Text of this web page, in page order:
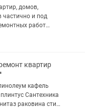
домов,
частично и под
работ
квартир
кафель
Сантехника
раковина стир